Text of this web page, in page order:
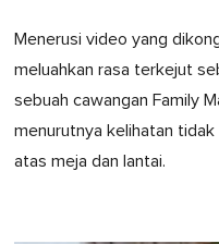
Menerusi video yang
meluahkan rasa terkejut
sebuah cawangan Family
menurutnya kelihatan
atas meja dan lantai.